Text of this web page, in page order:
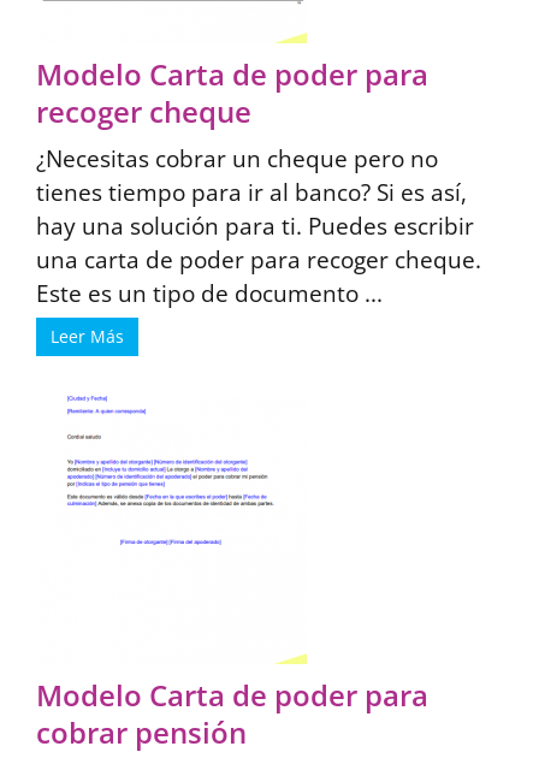
Modelo Carta de poder para
recoger cheque
¿Necesitas cobrar un cheque pero no
tienes tiempo para ir al banco? Si es así,
hay una solución para ti. Puedes escribir
una carta de poder para recoger cheque.
Este es un tipo de documento ...
Leer Más
Modelo Carta de poder para
cobrar pensión